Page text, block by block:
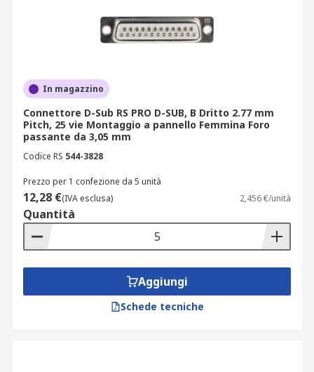
D-sub 15 pin: applicazioni video, come
monitor e proiettori
In magazzino
Connettore D-Sub RS PRO D-SUB, B Dritto 2.77 mm
Pitch, 25 vie Montaggio a pannello Femmina Foro
passante da 3,05 mm
Codice RS 544-3828
Prezzo per 1 confezione da 5 unità
12,28 €(IVA esclusa) 2,456 €/unità
Quantità
Aggiungi
Schede tecniche